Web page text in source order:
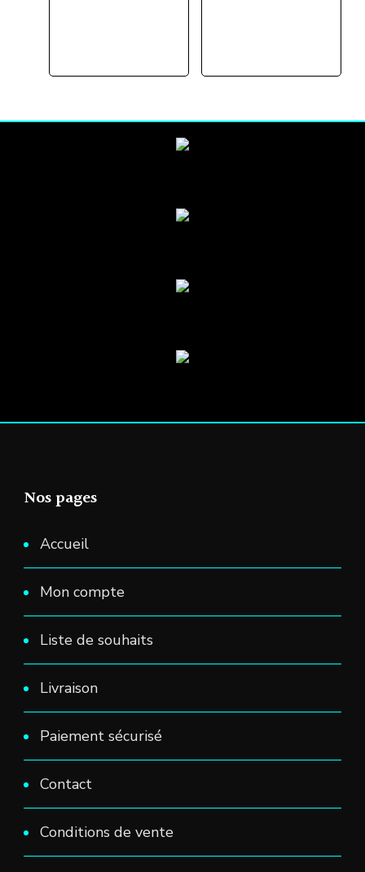
Nos pages
Accueil
Mon compte
Liste de souhaits
Livraison
Paiement sécurisé
Contact
Conditions de vente